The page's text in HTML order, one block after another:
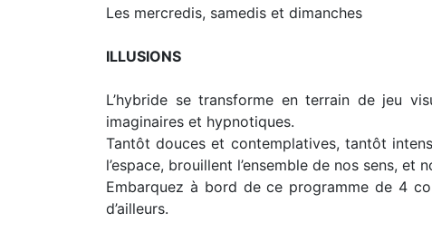
Les mercredis, samedis et dimanches
ILLUSIONS
L’hybride se transforme en terrain de jeu
imaginaires et hypnotiques.
Tantôt douces et contemplatives, tantôt
l’espace, brouillent l’ensemble de nos sens,
Embarquez à bord de ce programme de 4
d’ailleurs.